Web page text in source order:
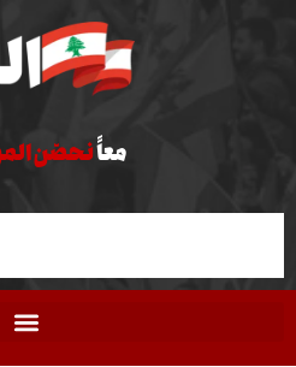
نحصّن المؤسّسات